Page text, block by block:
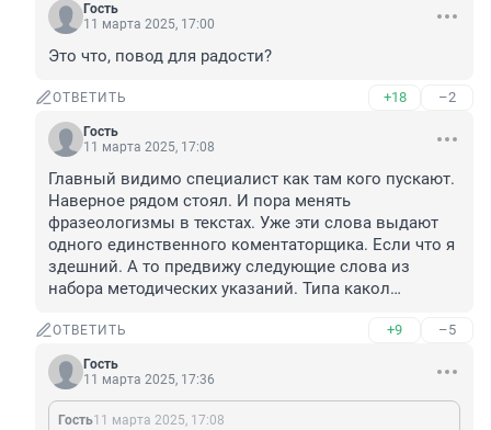
Гость
11 марта 2025, 17:00
Это что, повод для радости?
ОТВЕТИТЬ +18 –2
Гость
11 марта 2025, 17:08
Главный видимо специалист как там кого пускают.
Наверное рядом стоял. И пора менять
фразеологизмы в текстах. Уже эти слова выдают
одного единственного коментаторщика. Если что я
здешний. А то предвижу следующие слова из
набора методических указаний. Типа какол…
ОТВЕТИТЬ +9 –5
Гость
11 марта 2025, 17:36
Гость11 марта 2025, 17:08